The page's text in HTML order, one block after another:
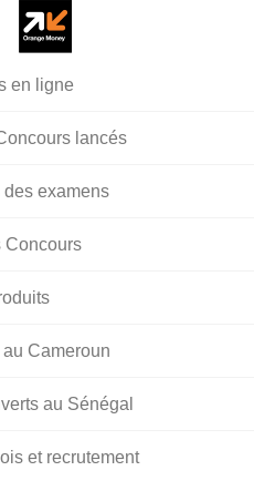
en ligne
lancés
des examens
Concours
Cameroun
au Sénégal
et recrutement